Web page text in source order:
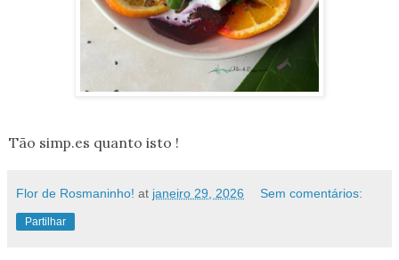
Tão simp.es quanto isto !
Flor de Rosmaninho! at janeiro 29, 2026 Sem comentários:
Partilhar